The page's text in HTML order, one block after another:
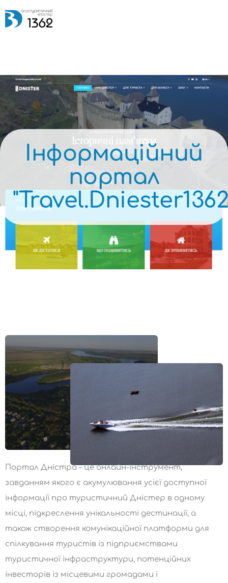
Інформаційний
портал
Портал Дністра – це онлайн-інструмент,
завданням якого є акумулювання усієї доступної
інформації про туристичний Дністер в одному
місці, підкреслення унікальності дестинації, а
також створення комунікаційної платформи для
спілкування туристів із підприємствами
туристичної інфраструктури, потенційних
інвесторів із місцевими громадами і